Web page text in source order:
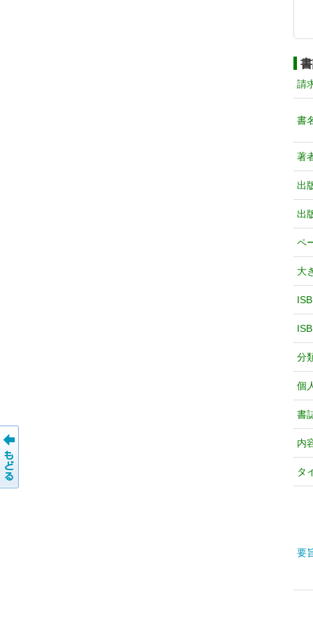
請
書
著
出
出
ペ
大
分
個
書
内
タ
要